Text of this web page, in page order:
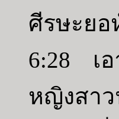
ศีรษะย
6:28 เ
หญิงสา